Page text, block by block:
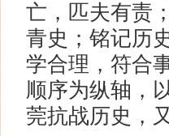
亡，匹夫有责
青史；铭记历
学合理，符合
顺序为纵轴，
莞抗战历史，